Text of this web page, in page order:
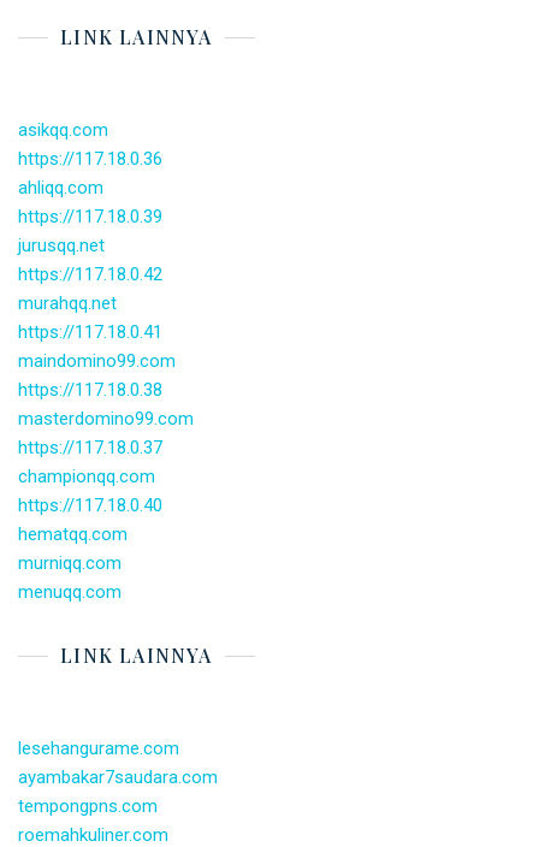
LINK LAINNYA
asikqq.com
https://117.18.0.36
ahliqq.com
https://117.18.0.39
jurusqq.net
https://117.18.0.42
murahqq.net
https://117.18.0.41
maindomino99.com
https://117.18.0.38
masterdomino99.com
https://117.18.0.37
championqq.com
https://117.18.0.40
hematqq.com
murniqq.com
menuqq.com
LINK LAINNYA
lesehangurame.com
ayambakar7saudara.com
tempongpns.com
roemahkuliner.com